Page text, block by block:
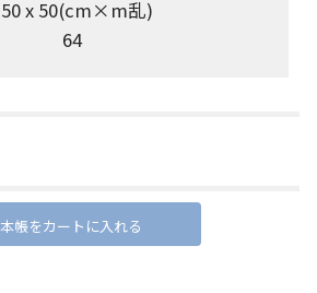
x 50(cm×m乱)
64
帳をカートに入れる